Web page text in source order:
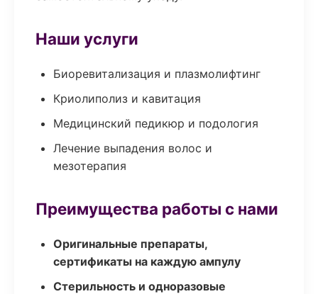
Наши услуги
Биоревитализация и плазмолифтинг
Криолиполиз и кавитация
Медицинский педикюр и подология
Лечение выпадения волос и
мезотерапия
Преимущества работы с нами
Оригинальные препараты,
сертификаты на каждую ампулу
Стерильность и одноразовые